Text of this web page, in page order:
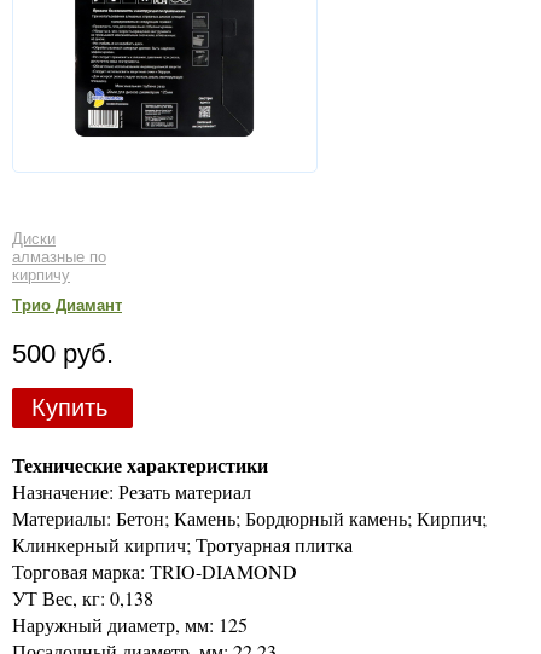
Диски
алмазные по
кирпичу
Трио Диамант
500 руб.
Купить
Технические характеристики
Назначение: Резать материал
Материалы: Бетон; Камень; Бордюрный камень; Кирпич;
Клинкерный кирпич; Тротуарная плитка
Торговая марка: TRIO-DIAMOND
УТ Вес, кг: 0,138
Наружный диаметр, мм: 125